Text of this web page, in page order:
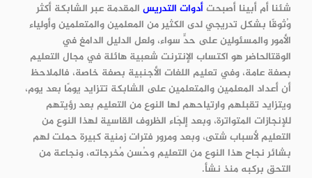
شئنا أم أبينا أصبحتأدوات التدريس المقدمة عبر الشابكة أكثر
وُثوقًا بشكل تدريجي لدى الكثير من المعلمين والمتعلمين وأولياء
الأمور والمسئولين على حدٍّ سواء، ولعل الدليل الدامغ في
الوقتالحاضر هو اكتساب الإنترنت شعبية هائلة في مجال التعليم
بصفة عامة، وفي تعليم اللغات الأجنبية بصفة خاصة، فالملاحظ
أن أعداد المعلمين والمتعلمين على الشابكة تتزايد يومًا بعد يوم،
ويتزايد تقبلهم وارتياحهم لها النوع من التعليم بعد رؤيتهم
للإنجازات المتواترة، وبعد إلجَاء الظروف القاسية لهذا النوع من
التعليم لأسباب شتى، وبعد ومرور فترات زمنية كبيرة حملت لهم
بشائر نجاح هذا النوع من التعليم وحُسن مُخرجاته، ونجاعة من
التحق بركبه منذ نشأ.